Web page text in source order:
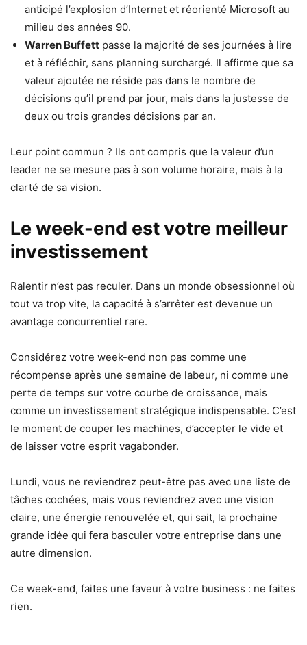
anticipé l’explosion d’Internet et réorienté Microsoft au
milieu des années 90.
Warren Buffett passe la majorité de ses journées à lire
et à réfléchir, sans planning surchargé. Il affirme que sa
valeur ajoutée ne réside pas dans le nombre de
décisions qu’il prend par jour, mais dans la justesse de
deux ou trois grandes décisions par an.
Leur point commun ? Ils ont compris que la valeur d’un
leader ne se mesure pas à son volume horaire, mais à la
clarté de sa vision.
Le week-end est votre meilleur
investissement
Ralentir n’est pas reculer. Dans un monde obsessionnel où
tout va trop vite, la capacité à s’arrêter est devenue un
avantage concurrentiel rare.
Considérez votre week-end non pas comme une
récompense après une semaine de labeur, ni comme une
perte de temps sur votre courbe de croissance, mais
comme un investissement stratégique indispensable. C’est
le moment de couper les machines, d’accepter le vide et
de laisser votre esprit vagabonder.
Lundi, vous ne reviendrez peut-être pas avec une liste de
tâches cochées, mais vous reviendrez avec une vision
claire, une énergie renouvelée et, qui sait, la prochaine
grande idée qui fera basculer votre entreprise dans une
autre dimension.
Ce week-end, faites une faveur à votre business : ne faites
rien.